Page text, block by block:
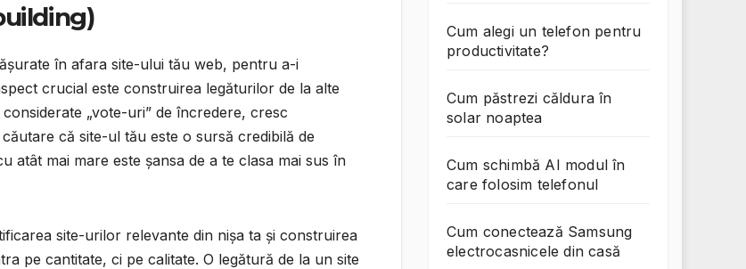
în afara site-ului tău web, pentru a-i
crucial este construirea legăturilor de la alte
„vote-uri” de încredere, cresc
că site-ul tău este o sursă credibilă de
atât mai mare este șansa de a te clasa mai sus în
site-urilor relevante din nișa ta și construirea
pe cantitate, ci pe calitate. O legătură de la un site
Cum alegi un telefon pentru
productivitate?
Cum păstrezi căldura în
solar noaptea
Cum schimbă AI modul în
care folosim telefonul
Cum conectează Samsung
electrocasnicele din casă